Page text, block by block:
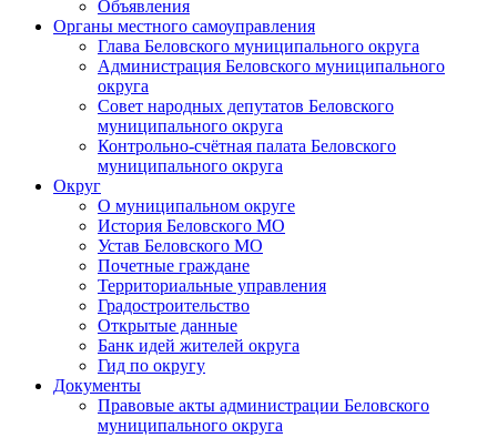
Объявления
Органы местного самоуправления
Глава Беловского муниципального округа
Администрация Беловского муниципального
округа
Совет народных депутатов Беловского
муниципального округа
Контрольно-счётная палата Беловского
муниципального округа
Округ
О муниципальном округе
История Беловского МО
Устав Беловского МО
Почетные граждане
Территориальные управления
Градостроительство
Открытые данные
Банк идей жителей округа
Гид по округу
Документы
Правовые акты администрации Беловского
муниципального округа